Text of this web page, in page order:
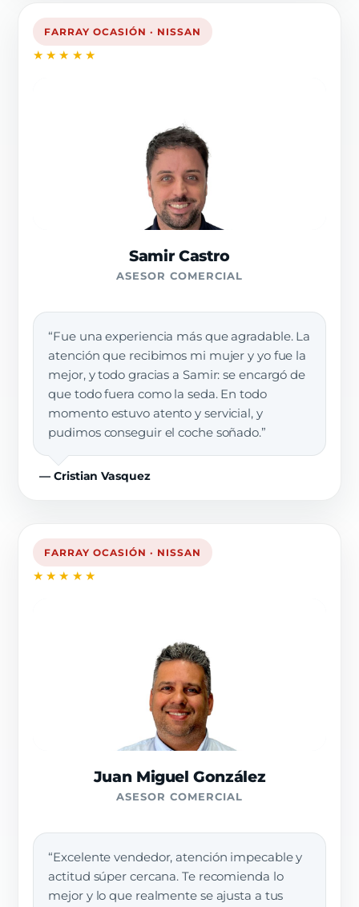
FARRAY OCASIÓN · NISSAN
★★★★★
Samir Castro
ASESOR COMERCIAL
“Fue una experiencia más que agradable. La
atención que recibimos mi mujer y yo fue la
mejor, y todo gracias a Samir: se encargó de
que todo fuera como la seda. En todo
momento estuvo atento y servicial, y
pudimos conseguir el coche soñado.”
— Cristian Vasquez
FARRAY OCASIÓN · NISSAN
★★★★★
Juan Miguel González
ASESOR COMERCIAL
“Excelente vendedor, atención impecable y
actitud súper cercana. Te recomienda lo
mejor y lo que realmente se ajusta a tus